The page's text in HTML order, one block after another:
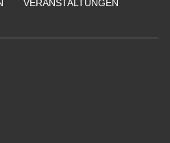
VERANSTALTUNGEN